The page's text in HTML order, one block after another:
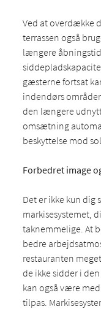
Ved at overdække
terrassen også
længere
gæsterne fortsat
indendørs
den længere
omsætning
beskyttelse mod
Forbedret image
Det er ikke kun dig
markisesystemet,
taknemmelige. At
bedre
restauranten
de ikke sidder i
kan også være
tilpas.